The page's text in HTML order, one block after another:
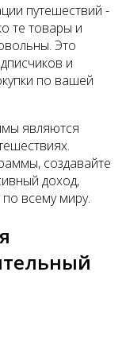
путешествий -
те товары и
Это
и
по вашей
являются
создавайте
доход,
всему миру.